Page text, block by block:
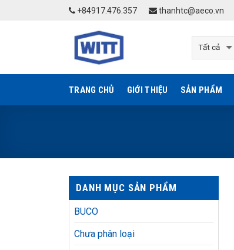
+84917.476.357 thanhtc@aeco.vn
TRANG CHỦ GIỚI THIỆU SẢN PHẨM
DANH MỤC SẢN PHẨM
BUCO
Chưa phân loại